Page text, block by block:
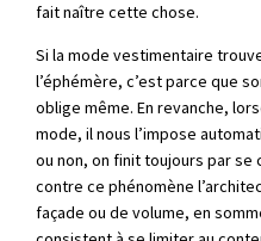
fait naître cette chose.
Si la mode vestimentaire
l’éphémère, c’est parce que
oblige même. En revanche,
mode, il nous l’impose
ou non, on finit toujours par
contre ce phénomène
façade ou de volume, en